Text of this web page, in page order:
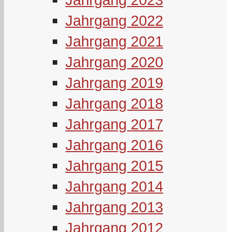
Jahrgang 2022
Jahrgang 2021
Jahrgang 2020
Jahrgang 2019
Jahrgang 2018
Jahrgang 2017
Jahrgang 2016
Jahrgang 2015
Jahrgang 2014
Jahrgang 2013
Jahrgang 2012